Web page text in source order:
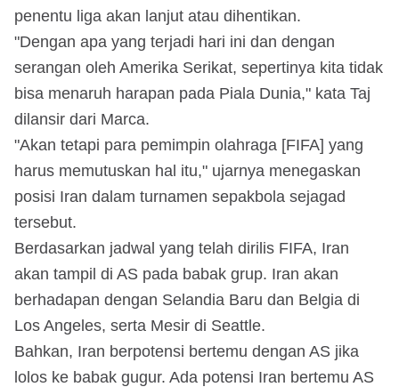
penentu liga akan lanjut atau dihentikan.
"Dengan apa yang terjadi hari ini dan dengan
serangan oleh Amerika Serikat, sepertinya kita tidak
bisa menaruh harapan pada Piala Dunia," kata Taj
dilansir dari Marca.
"Akan tetapi para pemimpin olahraga [FIFA] yang
harus memutuskan hal itu," ujarnya menegaskan
posisi Iran dalam turnamen sepakbola sejagad
tersebut.
Berdasarkan jadwal yang telah dirilis FIFA, Iran
akan tampil di AS pada babak grup. Iran akan
berhadapan dengan Selandia Baru dan Belgia di
Los Angeles, serta Mesir di Seattle.
Bahkan, Iran berpotensi bertemu dengan AS jika
lolos ke babak gugur. Ada potensi Iran bertemu AS